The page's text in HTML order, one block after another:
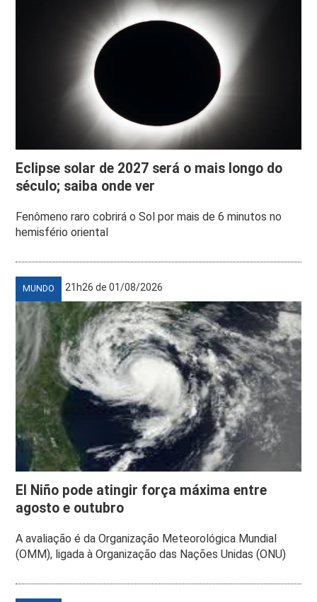
Eclipse solar de 2027 será o mais longo do
século; saiba onde ver
Fenômeno raro cobrirá o Sol por mais de 6 minutos no
hemisfério oriental
MUNDO 21h26 de 01/08/2026
El Niño pode atingir força máxima entre
agosto e outubro
A avaliação é da Organização Meteorológica Mundial
(OMM), ligada à Organização das Nações Unidas (ONU)